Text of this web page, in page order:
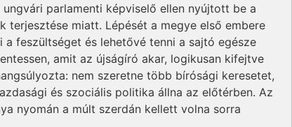
parlamenti képviselő ellen nyújtott be a
terjesztése miatt. Lépését a megye első embere
feszültséget és lehetővé tenni a sajtó egésze
amit az újságíró akar, logikusan kifejtve
nem szeretne több bírósági keresetet,
és szociális politika állna az előtérben. Az
nyomán a múlt szerdán kellett volna sorra